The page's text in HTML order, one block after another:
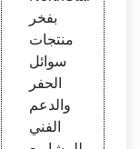
ت س
وائل ا
لحفر
بفخر
منتجات
سوائل
الحفر
والدعم
الفني